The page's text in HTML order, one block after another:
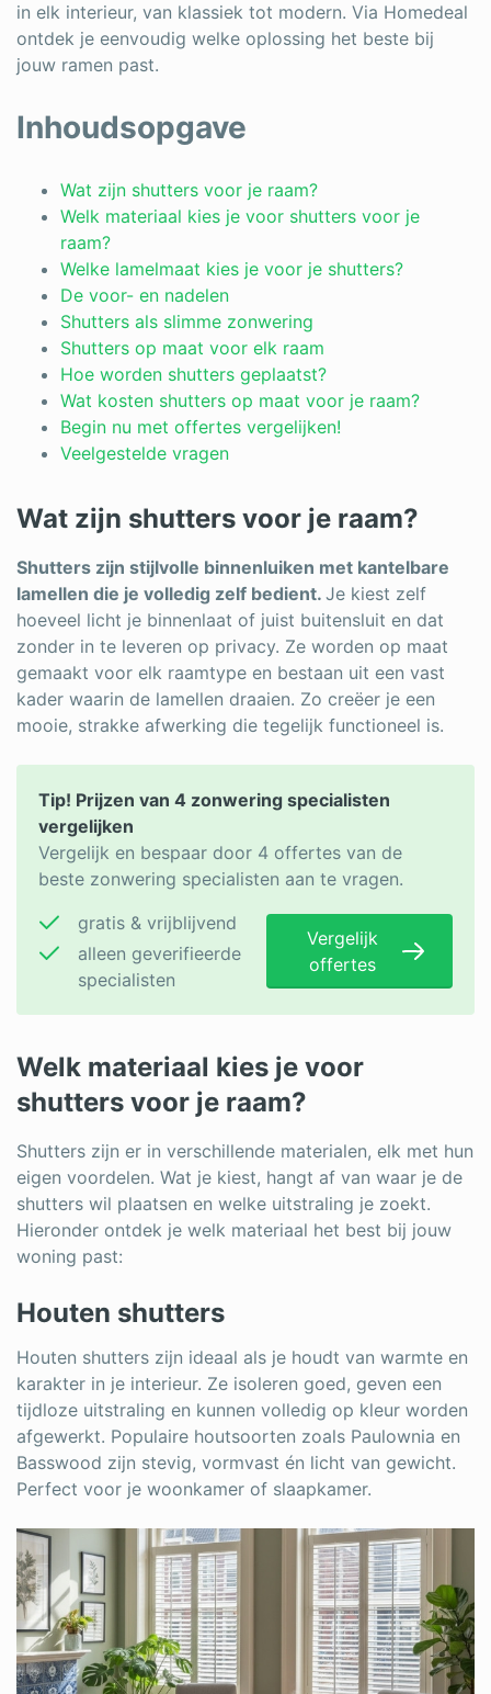
Zonnepanelen
Zonwering
Log in
in elk interieur, van klassiek tot modern. Via Homedeal
ontdek je eenvoudig welke oplossing het beste bij
jouw ramen past.
Inhoudsopgave
Wat zijn shutters voor je raam?
Welk materiaal kies je voor shutters voor je
raam?
Welke lamelmaat kies je voor je shutters?
De voor- en nadelen
Shutters als slimme zonwering
Shutters op maat voor elk raam
Hoe worden shutters geplaatst?
Wat kosten shutters op maat voor je raam?
Begin nu met offertes vergelijken!
Veelgestelde vragen
Wat zijn shutters voor je raam?
Shutters zijn stijlvolle binnenluiken met kantelbare
lamellen die je volledig zelf bedient. Je kiest zelf
hoeveel licht je binnenlaat of juist buitensluit en dat
zonder in te leveren op privacy. Ze worden op maat
gemaakt voor elk raamtype en bestaan uit een vast
kader waarin de lamellen draaien. Zo creëer je een
mooie, strakke afwerking die tegelijk functioneel is.
Tip! Prijzen van 4 zonwering specialisten
vergelijken
Vergelijk en bespaar door 4 offertes van de
beste zonwering specialisten aan te vragen.
gratis & vrijblijvend
alleen geverifieerde
specialisten
Vergelijk
offertes
Welk materiaal kies je voor
shutters voor je raam?
Shutters zijn er in verschillende materialen, elk met hun
eigen voordelen. Wat je kiest, hangt af van waar je de
shutters wil plaatsen en welke uitstraling je zoekt.
Hieronder ontdek je welk materiaal het best bij jouw
woning past:
Houten shutters
Houten shutters zijn ideaal als je houdt van warmte en
karakter in je interieur. Ze isoleren goed, geven een
tijdloze uitstraling en kunnen volledig op kleur worden
afgewerkt. Populaire houtsoorten zoals Paulownia en
Basswood zijn stevig, vormvast én licht van gewicht.
Perfect voor je woonkamer of slaapkamer.